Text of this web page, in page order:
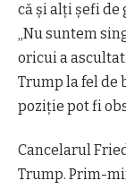
că și alți șefi de
„Nu suntem
oricui a
Trump la fel de
poziție pot fi
Cancelarul
Trump. Prim-